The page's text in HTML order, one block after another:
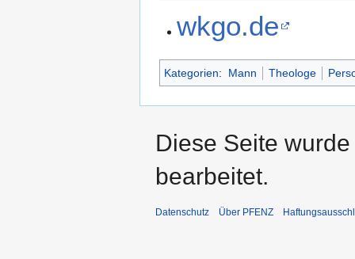
wkgo.de
Kategorien: Mann Theologe
Diese Seite
bearbeitet.
Datenschutz Über PFENZ